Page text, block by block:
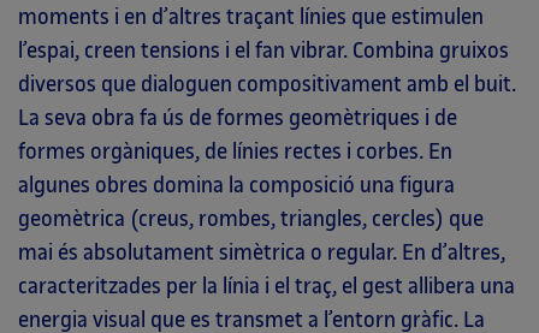
moments i en d’altres traçant línies que estimulen
l’espai, creen tensions i el fan vibrar. Combina gruixos
diversos que dialoguen compositivament amb el buit.
La seva obra fa ús de formes geomètriques i de
formes orgàniques, de línies rectes i corbes. En
algunes obres domina la composició una figura
geomètrica (creus, rombes, triangles, cercles) que
mai és absolutament simètrica o regular. En d’altres,
caracteritzades per la línia i el traç, el gest allibera una
energia visual que es transmet a l’entorn gràfic. La